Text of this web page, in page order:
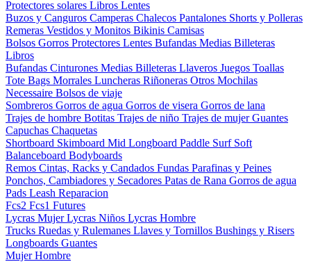
Protectores solares Libros Lentes
Buzos y Canguros Camperas Chalecos Pantalones Shorts y Polleras
Remeras Vestidos y Monitos Bikinis Camisas
Bolsos Gorros Protectores Lentes Bufandas Medias Billeteras
Libros
Bufandas Cinturones Medias Billeteras Llaveros Juegos Toallas
Tote Bags Morrales Luncheras Riñoneras Otros Mochilas
Necessaire Bolsos de viaje
Sombreros Gorros de agua Gorros de visera Gorros de lana
Trajes de hombre Botitas Trajes de niño Trajes de mujerGuantes
Capuchas Chaquetas
Shortboard Skimboard Mid Longboard Paddle Surf Soft
Balanceboard Bodyboards
Remos Cintas, Racks y Candados Fundas Parafinas y Peines
Ponchos, Cambiadores y Secadores Patas de Rana Gorros de agua
Pads Leash Reparacion
Fcs2 Fcs1 Futures
Lycras MujerLycras Niños Lycras Hombre
Trucks Ruedas y Rulemanes Llaves y Tornillos Bushings y Risers
Longboards Guantes
MujerHombre